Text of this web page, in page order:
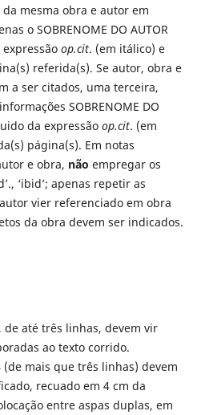
mesma obra e autor em
o SOBRENOME DO AUTOR
op.cit. (em itálico) e
referida(s). Se autor, obra e
a ser citados, uma terceira,
SOBRENOME DO
da expressão op.cit. (em
página(s). Em notas
e obra, não empregar os
‘ibid’; apenas repetir as
vier referenciado em obra
da obra devem ser indicados.
de até três linhas, devem vir
ao texto corrido.
(de mais que três linhas) devem
recuado em 4 cm da
entre aspas duplas, em